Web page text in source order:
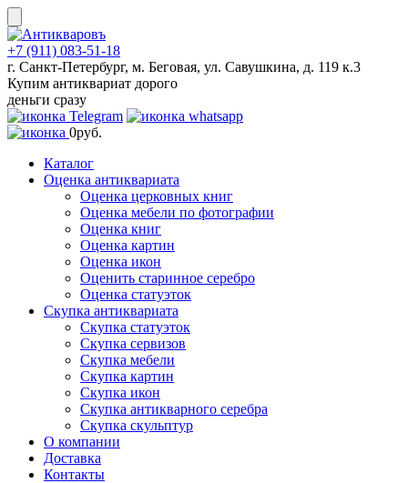
Skip
to
content
+7 (911) 083-51-18
г. Санкт-Петербург, м. Беговая, ул. Савушкина, д. 119 к.3
Купим антиквариат дорого
деньги сразу
0руб.
Каталог
Оценка антиквариата
Оценка церковных книг
Оценка мебели по фотографии
Оценка книг
Оценка картин
Оценка икон
Оценить старинное серебро
Оценка статуэток
Скупка антиквариата
Скупка статуэток
Скупка сервизов
Скупка мебели
Скупка картин
Скупка икон
Скупка антикварного серебра
Скупка скульптур
О компании
Доставка
Контакты